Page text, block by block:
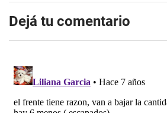
Dejá tu comentario